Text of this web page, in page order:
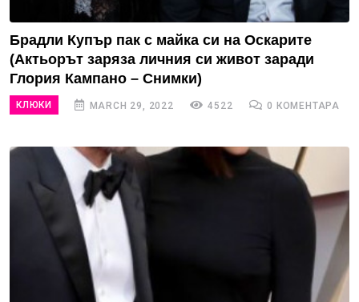
Брадли Купър пак с майка си на Оскарите
(Актьорът заряза личния си живот заради
Глория Кампано – Снимки)
КЛЮКИ MARCH 29, 2022 4522 0 КОМЕНТАРА